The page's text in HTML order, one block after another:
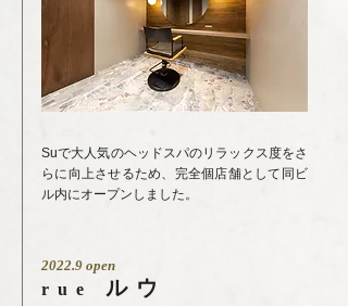
Suで大人気のヘッドスパのリラックス度をさ
らに向上させるため、完全個店舗として同ビ
ル内にオープンしました。
2022.9 open
rue ルウ